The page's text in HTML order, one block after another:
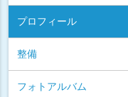
プロフィール
整備
フォトアルバム